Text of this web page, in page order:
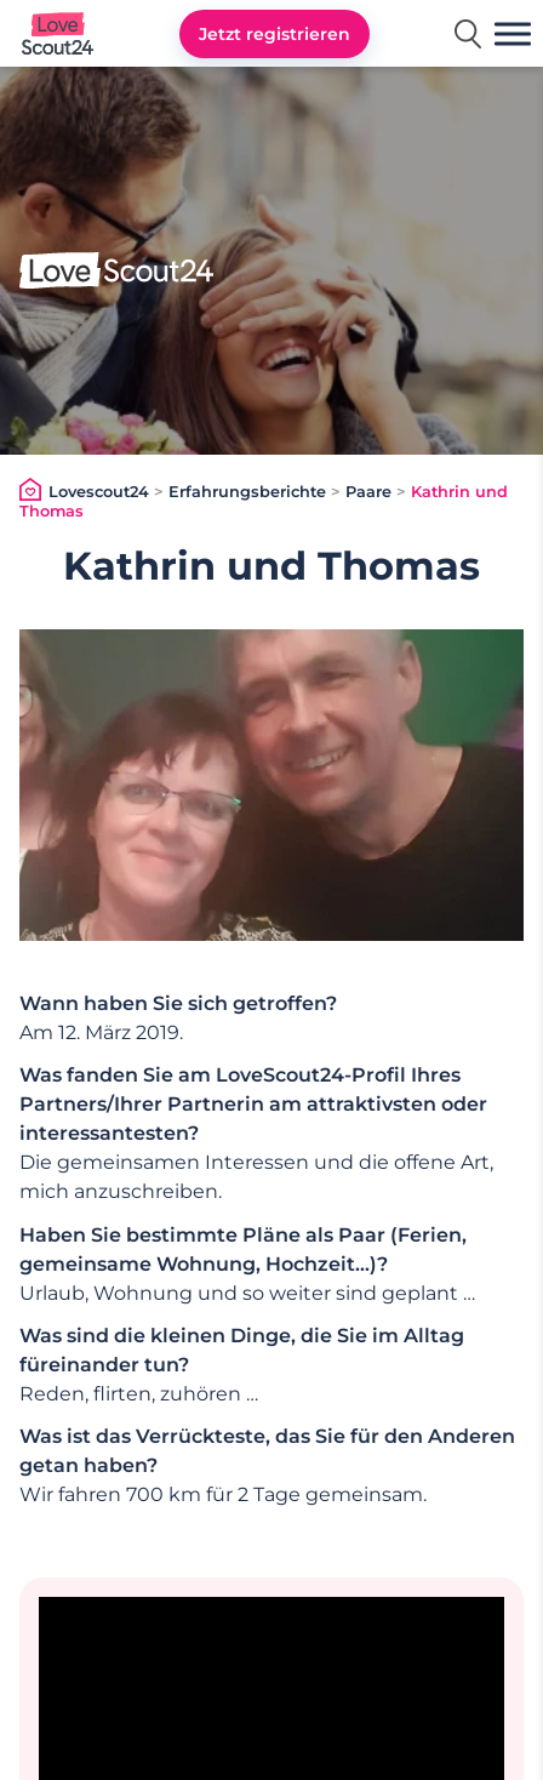
Lovescout24
Jetzt registrieren
Lovescout24> Erfahrungsberichte > Paare > Kathrin und
Thomas
Kathrin und Thomas
Wann haben Sie sich getroffen?
Am 12. März 2019.
Was fanden Sie am LoveScout24-Profil Ihres
Partners/Ihrer Partnerin am attraktivsten oder
interessantesten?
Die gemeinsamen Interessen und die offene Art,
mich anzuschreiben.
Haben Sie bestimmte Pläne als Paar (Ferien,
gemeinsame Wohnung, Hochzeit…)?
Urlaub, Wohnung und so weiter sind geplant …
Was sind die kleinen Dinge, die Sie im Alltag
füreinander tun?
Reden, flirten, zuhören …
Was ist das Verrückteste, das Sie für den Anderen
getan haben?
Wir fahren 700 km für 2 Tage gemeinsam.